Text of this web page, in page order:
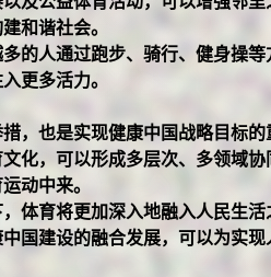
和谐社会。
的人通过跑步、骑行、健身操
更多活力。
，也是实现健康中国战略目标
化，可以形成多层次、多领域
动中来。
体育将更加深入地融入人民生
国建设的融合发展，可以为实